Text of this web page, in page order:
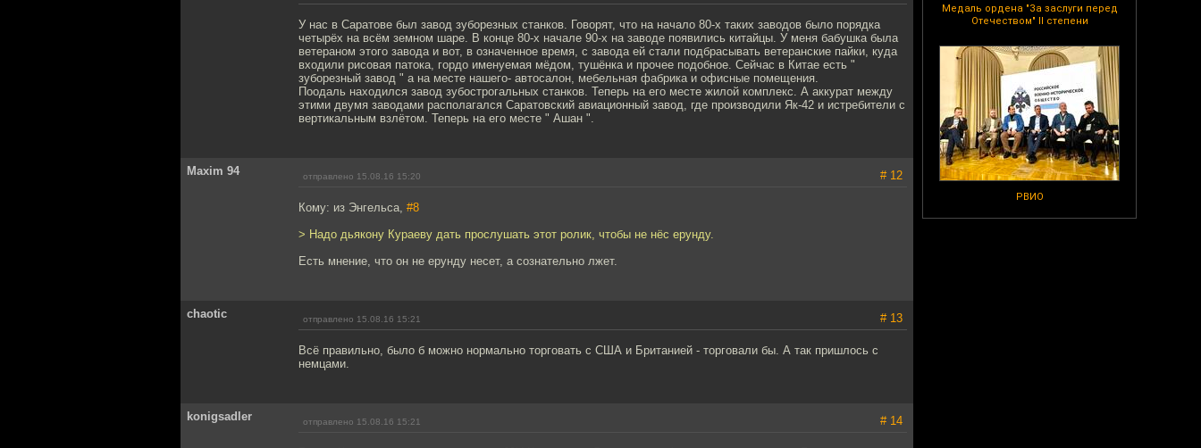
Медаль ордена "За заслуги перед
Отечеством" II степени
РВИО
У нас в Саратове был завод зуборезных станков. Говорят, что на начало 80-х таких заводов было порядка
четырёх на всём земном шаре. В конце 80-х начале 90-х на заводе появились китайцы. У меня бабушка была
ветераном этого завода и вот, в означенное время, с завода ей стали подбрасывать ветеранские пайки, куда
входили рисовая патока, гордо именуемая мёдом, тушёнка и прочее подобное. Сейчас в Китае есть "
зуборезный завод " а на месте нашего- автосалон, мебельная фабрика и офисные помещения.
Поодаль находился завод зубострогальных станков. Теперь на его месте жилой комплекс. А аккурат между
этими двумя заводами располагался Саратовский авиационный завод, где производили Як-42 и истребители с
вертикальным взлётом. Теперь на его месте " Ашан ".
Maxim 94 отправлено 15.08.16 15:20 # 12
Кому: из Энгельса, #8
> Надо дьякону Кураеву дать прослушать этот ролик, чтобы не нёс ерунду.
Есть мнение, что он не ерунду несет, а сознательно лжет.
chaotic отправлено 15.08.16 15:21 # 13
Всё правильно, было б можно нормально торговать с США и Британией - торговали бы. А так пришлось с
немцами.
konigsadler отправлено 15.08.16 15:21 # 14